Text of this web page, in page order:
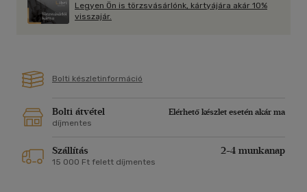
Legyen Ön is törzsvásárlónk, kártyájára akár 10%
visszajár.
Bolti készletinformáció
Bolti átvétel
Elérhető készlet esetén akár ma
díjmentes
Szállítás 2-4 munkanap
15 000 Ft felett díjmentes